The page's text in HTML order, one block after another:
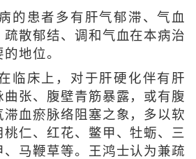
患者多有肝气郁滞、气血
疏散郁结、调和气血在本病治
地位。
床上，对于肝硬化伴有肝
曲张、腹壁青筋暴露，或有腹
滞血瘀脉络阻塞之象，多以软
桃仁、红花、鳖甲、牡蛎、三
马鞭草等。王鸿士认为兼疏